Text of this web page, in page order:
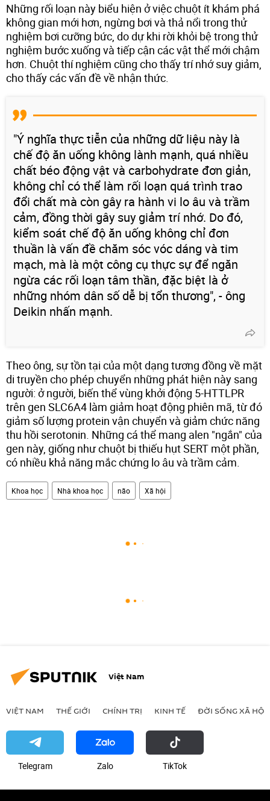
Những rối loạn này biểu hiện ở việc chuột ít khám phá
không gian mới hơn, ngừng bơi và thả nổi trong thử
nghiệm bơi cưỡng bức, do dự khi rời khỏi bệ trong thử
nghiệm bước xuống và tiếp cận các vật thể mới chậm
hơn. Chuột thí nghiệm cũng cho thấy trí nhớ suy giảm,
cho thấy các vấn đề về nhận thức.
"Ý nghĩa thực tiễn của những dữ liệu này là
chế độ ăn uống không lành mạnh, quá nhiều
chất béo động vật và carbohydrate đơn giản,
không chỉ có thể làm rối loạn quá trình trao
đổi chất mà còn gây ra hành vi lo âu và trầm
cảm, đồng thời gây suy giảm trí nhớ. Do đó,
kiểm soát chế độ ăn uống không chỉ đơn
thuần là vấn đề chăm sóc vóc dáng và tim
mạch, mà là một công cụ thực sự để ngăn
ngừa các rối loạn tâm thần, đặc biệt là ở
những nhóm dân số dễ bị tổn thương", - ông
Deikin nhấn mạnh.
Theo ông, sự tồn tại của một dạng tương đồng về mặt
di truyền cho phép chuyển những phát hiện này sang
người: ở người, biến thể vùng khởi động 5-HTTLPR
trên gen SLC6A4 làm giảm hoạt động phiên mã, từ đó
giảm số lượng protein vận chuyển và giảm chức năng
thu hồi serotonin. Những cá thể mang alen "ngắn" của
gen này, giống như chuột bị thiếu hụt SERT một phần,
có nhiều khả năng mắc chứng lo âu và trầm cảm.
Khoa học Nhà khoa học não Xã hội
Việt Nam
VIỆT NAM THẾ GIỚI CHÍNH TRỊ KINH TẾ ĐỜI SỐNG XÃ HỘI
Telegram Zalo ТikТоk